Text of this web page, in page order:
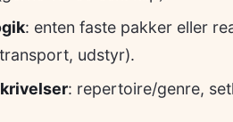
: enten faste pakker eller
udstyr).
: repertoire/genre,